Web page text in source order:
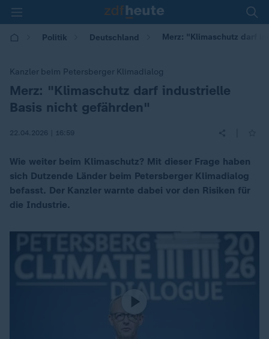
Politik Deutschland Merz: "Klimaschutz darf
Kanzler beim Petersberger Klimadialog
:Merz: "Klimaschutz darf industrielle
Basis nicht gefährden"
22.04.2026 | 16:59
Wie weiter beim Klimaschutz? Mit dieser Frage haben
sich Dutzende Länder beim Petersberger Klimadialog
befasst. Der Kanzler warnte dabei vor den Risiken für
die Industrie.